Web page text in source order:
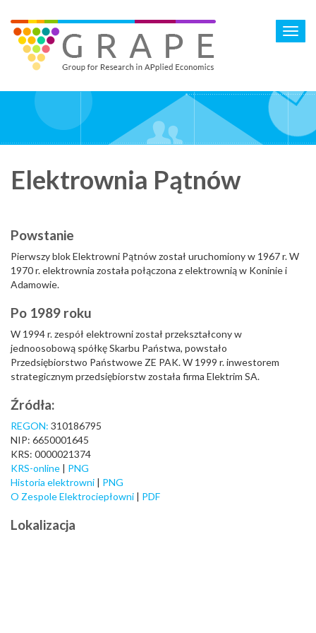
main
content
Elektrownia Pątnów
Powstanie
Pierwszy blok Elektrowni Pątnów został uruchomiony w 1967 r. W
1970 r. elektrownia została połączona z elektrownią w Koninie i
Adamowie.
Po 1989 roku
W 1994 r. zespół elektrowni został przekształcony w
jednoosobową spółkę Skarbu Państwa, powstało
Przedsiębiorstwo Państwowe ZE PAK. W 1999 r. inwestorem
strategicznym przedsiębiorstw została firma Elektrim SA.
Źródła:
REGON: 310186795
NIP: 6650001645
KRS: 0000021374
KRS-online | PNG
Historia elektrowni | PNG
O Zespole Elektrociepłowni | PDF
Lokalizacja